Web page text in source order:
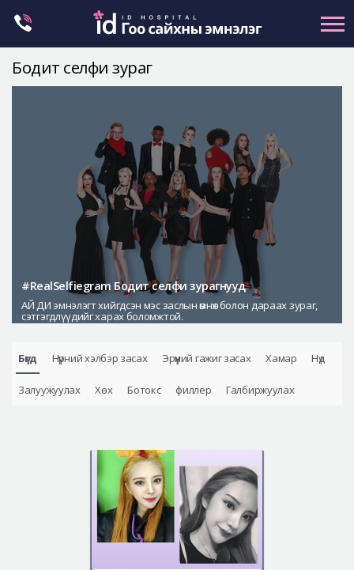
Ботокс , филлер
Галбиржуулах
Let Me In
Аюулгүй гоо сайхны мэс засал
Лавлах
Бодит селфи зураг
#RealSelfiegram Бодит селфи зурагнууд
АЙ ДИ эмнэлэгт хийгдсэн мэс заслын өмнөх болон дараах зураг,
сэтгэгдлүүдийг харах боломжтой.
Бүгд Нүүрний хэлбэр засах Эрүүний гажиг засах Хамар Нүд
Залуужуулах Хөх Ботокс филлер Галбиржуулах